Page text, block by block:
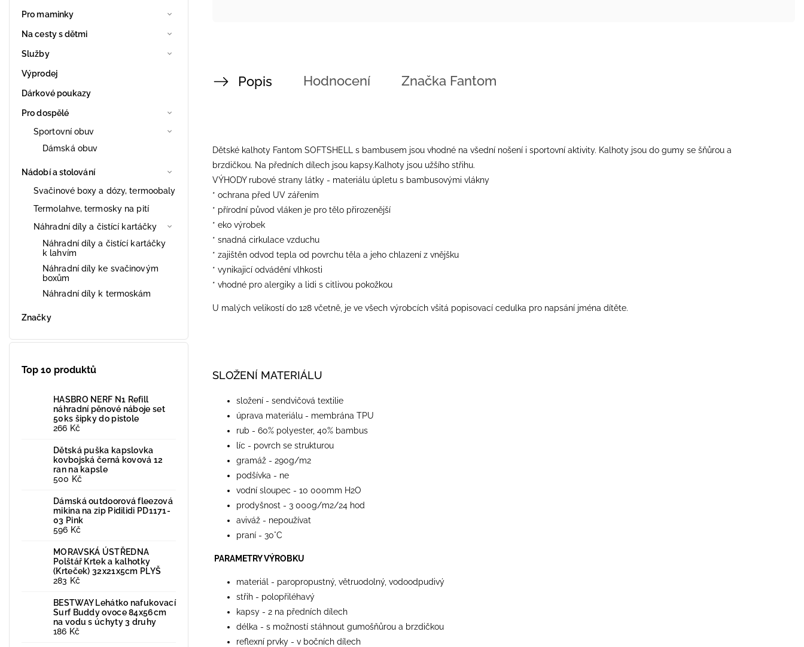
Pro maminky
Na cesty s dětmi
Služby
Výprodej
Dárkové poukazy
Pro dospělé
Sportovní obuv
Dámská obuv
Nádobí a stolování
Svačinové boxy a dózy, termoobaly
Termolahve, termosky na pití
Náhradní díly a čistící kartáčky
Náhradní díly a čistící kartáčky
k lahvím
Náhradní díly ke svačinovým
boxům
Náhradní díly k termoskám
Značky
Top 10 produktů
HASBRO NERF N1 Refill
náhradní pěnové náboje set
50ks šipky do pistole
266 Kč
Dětská puška kapslovka
kovbojská černá kovová 12
ran na kapsle
500 Kč
Dámská outdoorová fleezová
mikina na zip Pidilidi PD1171-
03 Pink
596 Kč
MORAVSKÁ ÚSTŘEDNA
Polštář Krtek a kalhotky
(Krteček) 32x21x5cm PLYŠ
283 Kč
BESTWAY Lehátko nafukovací
Surf Buddy ovoce 84x56cm
na vodu s úchyty 3 druhy
186 Kč
Popis Hodnocení Značka Fantom
Dětské kalhoty Fantom SOFTSHELL s bambusem jsou vhodné na všední nošení i sportovní aktivity. Kalhoty jsou do gumy se šňůrou a
brzdičkou. Na předních dílech jsou kapsy.Kalhoty jsou užšího střihu.
VÝHODY rubové strany látky - materiálu úpletu s bambusovými vlákny
* ochrana před UV zářením
* přírodní původ vláken je pro tělo přirozenější
* eko výrobek
* snadná cirkulace vzduchu
* zajištěn odvod tepla od povrchu těla a jeho chlazení z vnějšku
* vynikajicí odvádění vlhkosti
* vhodné pro alergiky a lidi s citlivou pokožkou
U malých velikostí do 128 včetně, je ve všech výrobcích všitá popisovací cedulka pro napsání jména dítěte.
SLOŽENÍ MATERIÁLU
složení - sendvičová textilie
úprava materiálu - membrána TPU
rub - 60% polyester, 40% bambus
líc - povrch se strukturou
gramáž - 290g/m2
podšívka - ne
vodní sloupec - 10 000mm H2O
prodyšnost - 3 000g/m2/24 hod
aviváž - nepoužívat
praní - 30°C
PARAMETRY VÝROBKU
materiál - paropropustný, větruodolný, vodoodpudivý
střih - polopřiléhavý
kapsy - 2 na předních dílech
délka - s možností stáhnout gumošňůrou a brzdičkou
reflexní prvky - v bočních dílech